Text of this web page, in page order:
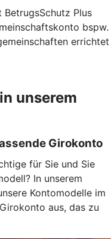
Plus
bspw.
errichtet
unserem
Girokonto
für Sie und Sie
In unserem
Kontomodelle im
aus, das zu